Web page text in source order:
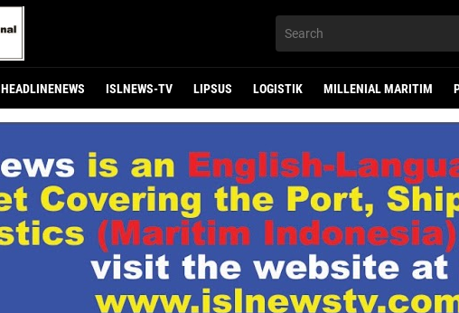
HEADLINENEWS ISLNEWS-TV LIPSUS LOGISTIK MILLENIAL MARITIM